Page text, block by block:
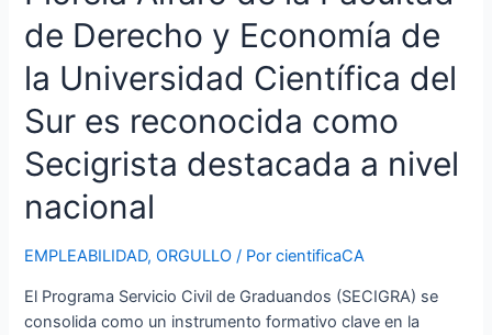
de Derecho y Economía de
la Universidad Científica del
Sur es reconocida como
Secigrista destacada a nivel
nacional
EMPLEABILIDAD,ORGULLO / PorcientificaCA
El Programa Servicio Civil de Graduandos (SECIGRA) se
consolida como un instrumento formativo clave en la
es
reconocida
Secigrista
destacada
a
nivel
nacional